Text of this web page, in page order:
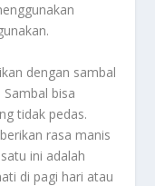
dengan sambal
bisa
tidak pedas.
rasa manis
ini adalah
di pagi hari atau